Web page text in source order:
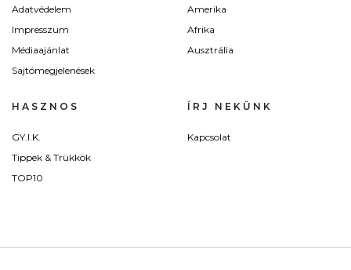
Adatvédelem
Impresszum
Médiaajánlat
Sajtómegjelenések
Amerika
Afrika
Ausztrália
HASZNOS
GY.I.K.
Tippek & Trükkök
TOP10
ÍRJ NEKÜNK
Kapcsolat